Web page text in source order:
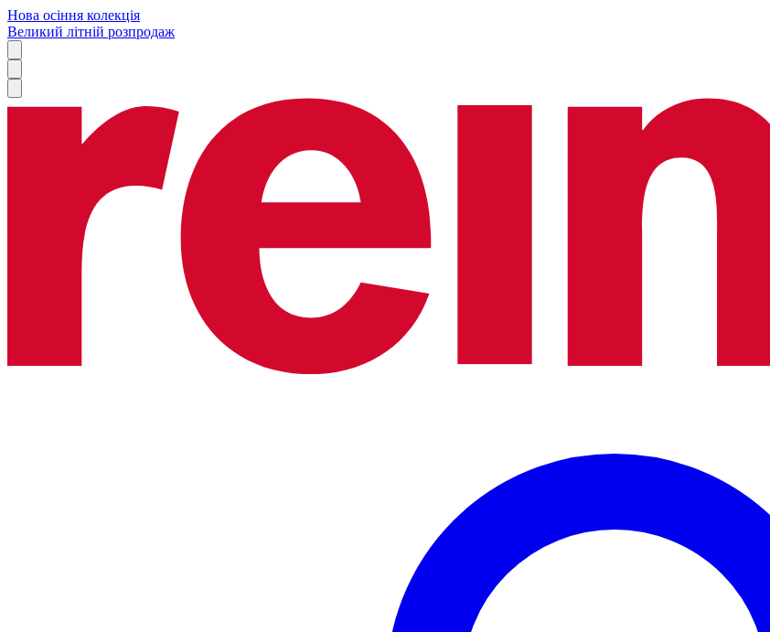
Нова осіння колекція
Великий літній розпродаж